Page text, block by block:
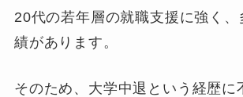
20代の若年層の就職支援に強く、
績があります。
そのため、大学中退という経歴に